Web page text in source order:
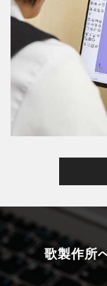
歌製作所